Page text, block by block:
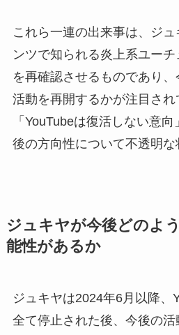
これら一連の出来事は、ジ
ンツで知られる炎上系ユー
を再確認させるものであり
活動を再開するかが注目さ
「YouTubeは復活しない意
後の方向性について不透明な
ジュキヤが今後どのよ
能性があるか
ジュキヤは2024年6月以降、
全て停止された後、今後の